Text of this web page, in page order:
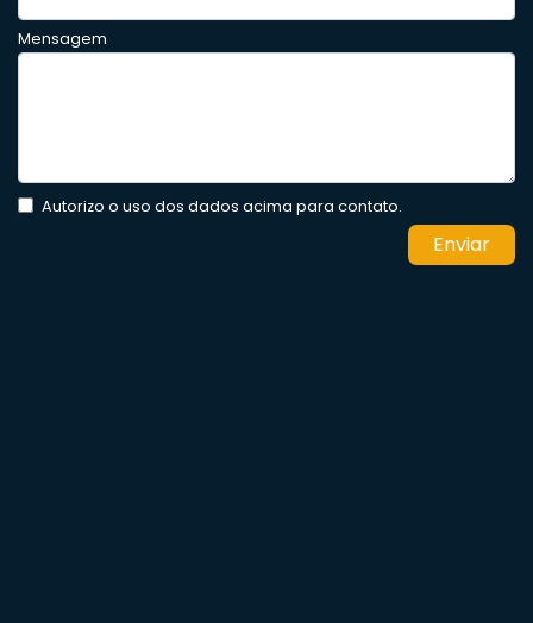
Mensagem
Autorizo o uso dos dados acima para contato.
Enviar